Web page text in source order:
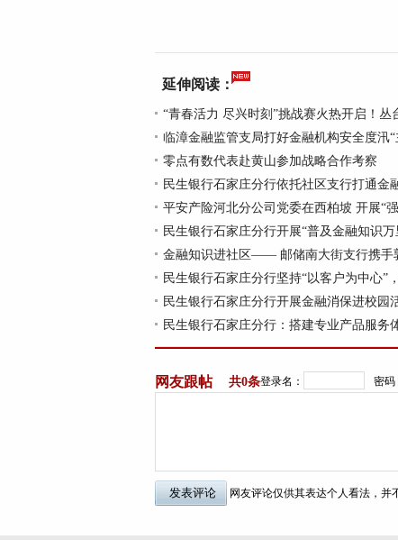
延伸阅读：
“青春活力 尽兴时刻”挑战赛火热开启！丛
临漳金融监管支局打好金融机构安全度汛“
零点有数代表赴黄山参加战略合作考察
民生银行石家庄分行依托社区支行打通金
平安产险河北分公司党委在西柏坡 开展“
民生银行石家庄分行开展“普及金融知识
金融知识进社区—— 邮储南大街支行携手
民生银行石家庄分行坚持“以客户为中心”
民生银行石家庄分行开展金融消保进校园
民生银行石家庄分行：搭建专业产品服务
网友跟帖 共0条登录名： 密码
网友评论仅供其表达个人看法，并